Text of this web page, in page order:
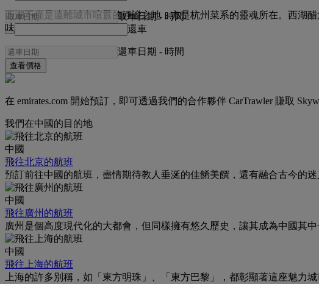
西湖不僅是遠離城市喧囂的靜謐之地，亦是杭州菜系的靈魂所在。西湖
味，營養豐富。
取車日期 - 時間
還車
還車日期 - 時間
查看價格
在 emirates.com 開始預訂，即可透過我們的合作夥伴 CarTrawler 賺取
我們在中國的目的地
中國
飛往北京的航班
預訂前往中國的航班，盡情期待教人垂涎的佳餚美饌，還有融合古今的迷
中國
飛往廣州的航班
廣州是個高度現代化的大都會，但同樣擁有悠久歷史，讓其成為中國其中
中國
飛往上海的航班
上海的許多別稱，如「東方明珠」、「東方巴黎」，都彰顯著這座魅力